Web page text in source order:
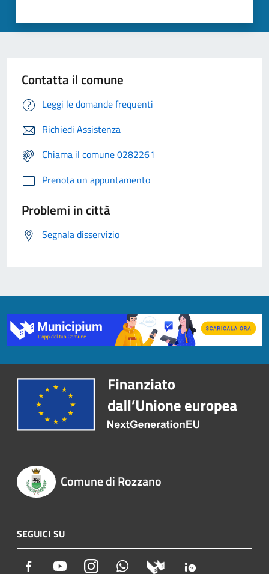
Contatta il comune
Leggi le domande frequenti
Richiedi Assistenza
Chiama il comune 0282261
Prenota un appuntamento
Problemi in città
Segnala disservizio
Comune di Rozzano
SEGUICI SU
Facebook YoutubeInstagram Whatsapp